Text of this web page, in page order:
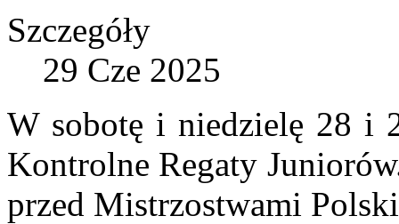
Szczegóły
29 Cze 2025
W sobotę i niedzielę 28 i
Kontrolne Regaty
przed Mistrzostwami